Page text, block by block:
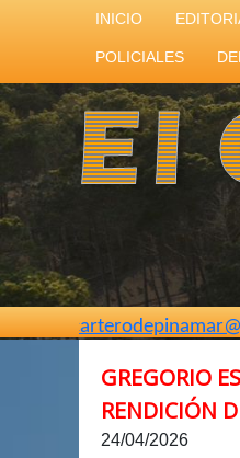
INICIO
POLICIALES
GREGORIO
RENDICIÓN
24/04/2026